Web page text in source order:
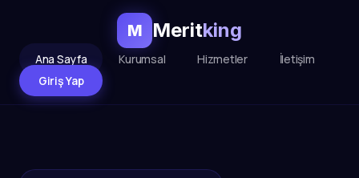
M Meritking
Ana Sayfa Kurumsal Hizmetler
İletişim
Giriş Yap